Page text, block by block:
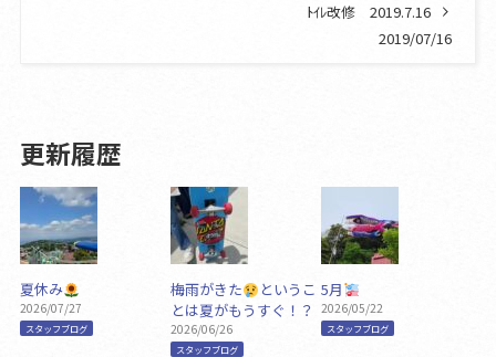
ﾄｲﾚ改修 2019.7.16
2019/07/16
更新履歴
夏休み
2026/07/27
スタッフブログ
梅雨がきた
というこ
とは夏がもうすぐ！？
2026/06/26
スタッフブログ
5月
2026/05/22
スタッフブログ